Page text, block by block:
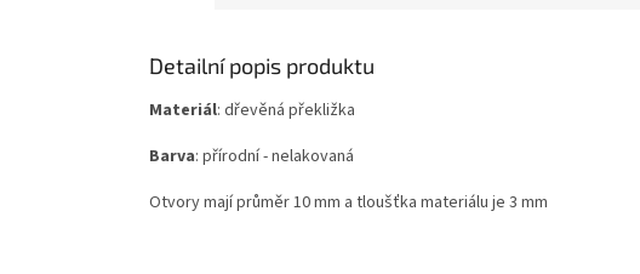
Detailní popis produktu
Materiál: dřevěná překližka
Barva: přírodní - nelakovaná
Otvory mají průměr 10 mm a tloušťka materiálu je 3 mm